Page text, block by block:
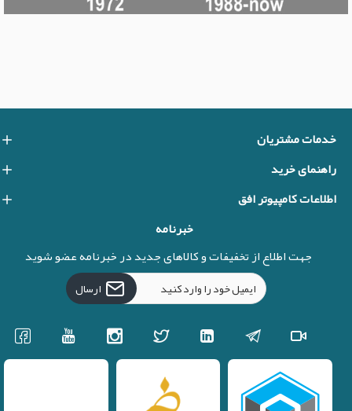
خدمات مشتریان
راهنمای خرید
اطلاعات کامپیوتر افق
خبرنامه
جهت اطلاع از تخفیفات و کالاهای جدید در خبرنامه عضو شوید
ارسال